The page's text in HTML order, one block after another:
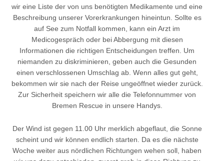
wir eine Liste der von uns benötigten Medikamente und eine
Beschreibung unserer Vorerkrankungen hineintun. Sollte es
auf See zum Notfall kommen, kann ein Arzt im
Medicogespräch oder bei Abbergung mit diesen
Informationen die richtigen Entscheidungen treffen. Um
niemanden zu diskriminieren, geben auch die Gesunden
einen verschlossenen Umschlag ab. Wenn alles gut geht,
bekommen wir sie nach der Reise ungeöffnet wieder zurück.
Zur Sicherheit speichern wir alle die Telefonnummer von
Bremen Rescue in unsere Handys.
Der Wind ist gegen 11.00 Uhr merklich abgeflaut, die Sonne
scheint und wir können endlich starten. Da es die nächste
Woche weiter aus nördlichen Richtungen wehen soll, haben